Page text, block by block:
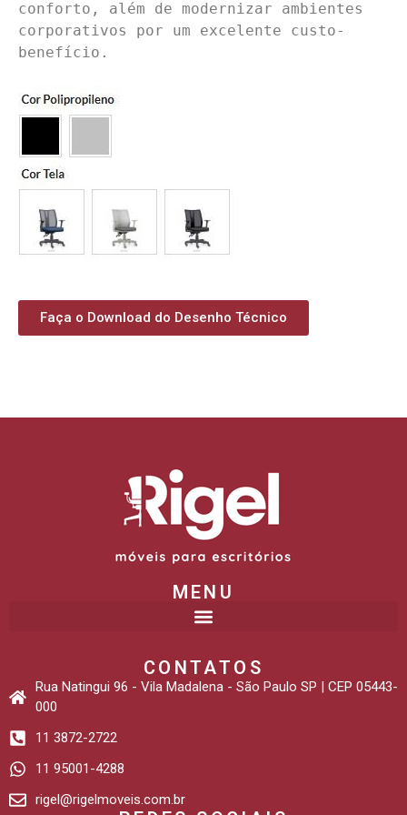
conforto, além de modernizar ambientes
corporativos por um excelente custo-
benefício.
Faça o Download do Desenho Técnico
MENU
CONTATOS
Rua Natingui 96 - Vila Madalena - São Paulo SP | CEP 05443-
000
11 3872-2722
11 95001-4288
rigel@rigelmoveis.com.br